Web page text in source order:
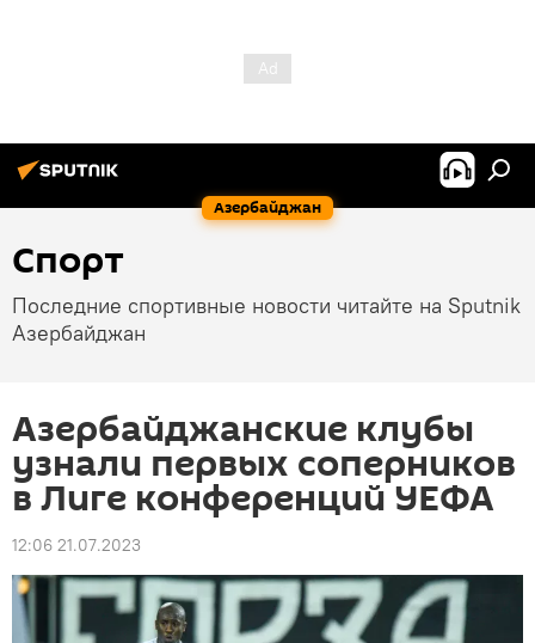
Азербайджан
Спорт
Последние спортивные новости читайте на Sputnik
Азербайджан
Азербайджанские клубы
узнали первых соперников
в Лиге конференций УЕФА
12:06 21.07.2023